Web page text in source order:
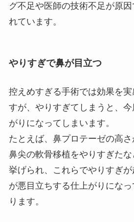
グ不足や医師の技術不足が原
れています。
やりすぎで鼻が目立つ
控えめすぎる手術では効果を
すが、やりすぎてしまうと、
がりになってしまいます。
たとえば、鼻プロテーゼの高さ
鼻尖の軟骨移植をやりすぎた
挙げられ、これらでやりすぎ
が悪目立ちする仕上がりにな
ります。